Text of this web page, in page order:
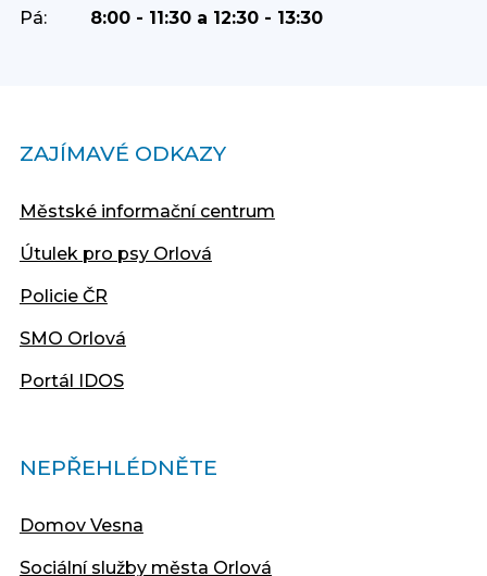
Pá:
8:00 - 11:30 a 12:30 - 13:30
ZAJÍMAVÉ ODKAZY
Městské informační centrum
Útulek pro psy Orlová
Policie ČR
SMO Orlová
Portál IDOS
NEPŘEHLÉDNĚTE
Domov Vesna
Sociální služby města Orlová